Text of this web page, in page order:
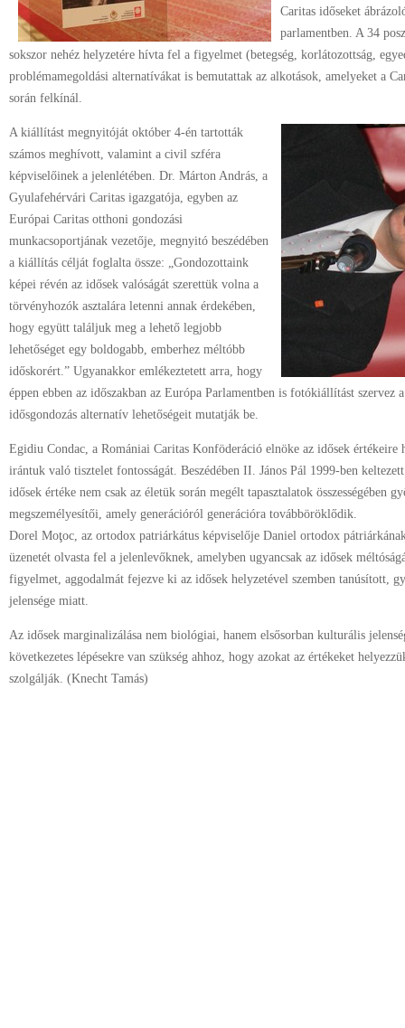
Caritas időseket
parlamentben. A 34
sokszor nehéz helyzetére hívta fel a figyelmet (betegség, korlátozottság,
problémamegoldási alternatívákat is bemutattak az alkotások, amelyeket a
során felkínál.
A kiállítást megnyitóját október 4-én tartották
számos meghívott, valamint a civil szféra
képviselőinek a jelenlétében. Dr. Márton András, a
Gyulafehérvári Caritas igazgatója, egyben az
Európai Caritas otthoni gondozási
munkacsoportjának vezetője, megnyitó beszédében
a kiállítás célját foglalta össze: „Gondozottaink
képei révén az idősek valóságát szerettük volna a
törvényhozók asztalára letenni annak érdekében,
hogy együtt találjuk meg a lehető legjobb
lehetőséget egy boldogabb, emberhez méltóbb
időskorért.” Ugyanakkor emlékeztetett arra, hogy
éppen ebben az időszakban az Európa Parlamentben is fotókiállítást szervez
idősgondozás alternatív lehetőségeit mutatják be.
Egidiu Condac, a Romániai Caritas Konföderáció elnöke az idősek
irántuk való tisztelet fontosságát. Beszédében II. János Pál 1999-ben
idősek értéke nem csak az életük során megélt tapasztalatok összességében
megszemélyesítői, amely generációról generációra továbböröklődik.
Dorel Moţoc, az ortodox patriárkátus képviselője Daniel ortodox
üzenetét olvasta fel a jelenlevőknek, amelyben ugyancsak az idősek
figyelmet, aggodalmát fejezve ki az idősek helyzetével szemben tanúsított,
jelensége miatt.
Az idősek marginalizálása nem biológiai, hanem elsősorban kulturális
következetes lépésekre van szükség ahhoz, hogy azokat az értékeket
szolgálják. (Knecht Tamás)